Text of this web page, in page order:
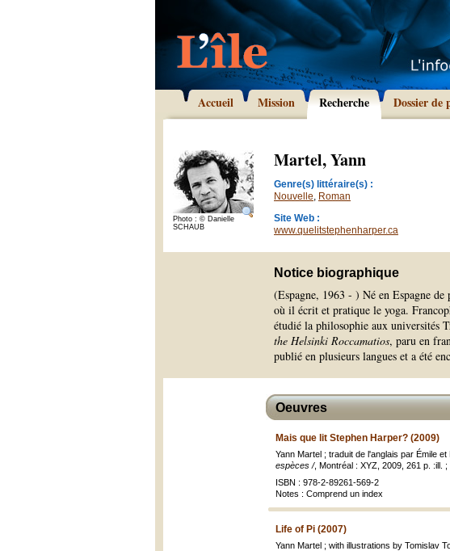
Accueil Mission Recherche Dossier de
Photo : © Danielle
SCHAUB
Martel, Yann
Genre(s) littéraire(s) :
Nouvelle, Roman
Site Web :
www.quelitstephenharper.ca
Notice biographique
(Espagne, 1963 - ) Né en Espagne
où il écrit et pratique le yoga.
étudié la philosophie aux universités
the Helsinki Roccamatios, paru en
publié en plusieurs langues et a été
Oeuvres
Mais que lit Stephen Harper? (2009)
Yann Martel ; traduit de l'anglais par Émile et
espèces /, Montréal : XYZ, 2009, 261 p. :ill. ;
ISBN : 978-2-89261-569-2
Notes : Comprend un index
Life of Pi (2007)
Yann Martel ; with illustrations by Tomislav